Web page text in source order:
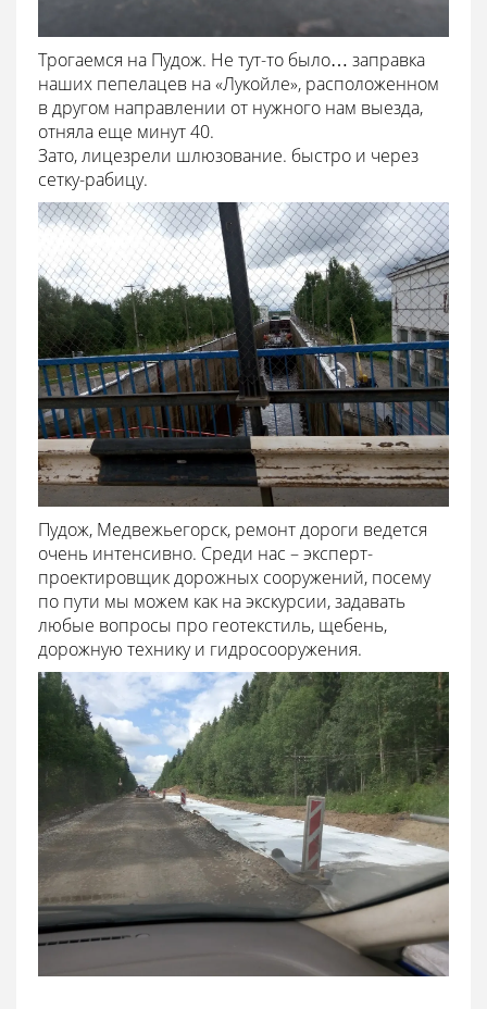
Трогаемся на Пудож. Не тут-то было… заправка
наших пепелацев на «Лукойле», расположенном
в другом направлении от нужного нам выезда,
отняла еще минут 40.
Зато, лицезрели шлюзование. быстро и через
сетку-рабицу.
Пудож, Медвежьегорск, ремонт дороги ведется
очень интенсивно. Среди нас – эксперт-
проектировщик дорожных сооружений, посему
по пути мы можем как на экскурсии, задавать
любые вопросы про геотекстиль, щебень,
дорожную технику и гидросооружения.